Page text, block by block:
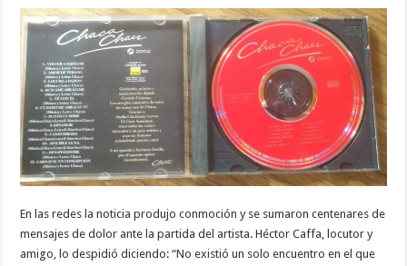
En las redes la noticia produjo conmoción y se sumaron centenares de
mensajes de dolor ante la partida del artista. Héctor Caffa, locutor y
amigo, lo despidió diciendo: “No existió un solo encuentro en el que